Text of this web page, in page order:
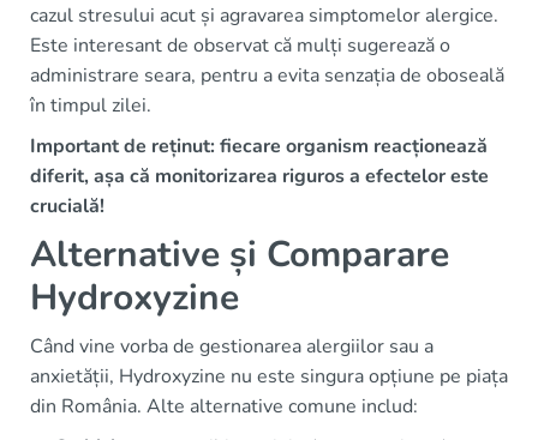
cazul stresului acut și agravarea simptomelor alergice.
Este interesant de observat că mulți sugerează o
administrare seara, pentru a evita senzația de oboseală
în timpul zilei.
Important de reținut: fiecare organism reacționează
diferit, așa că monitorizarea riguros a efectelor este
crucială!
Alternative și Comparare
Hydroxyzine
Când vine vorba de gestionarea alergiilor sau a
anxietății, Hydroxyzine nu este singura opțiune pe piața
din România. Alte alternative comune includ: